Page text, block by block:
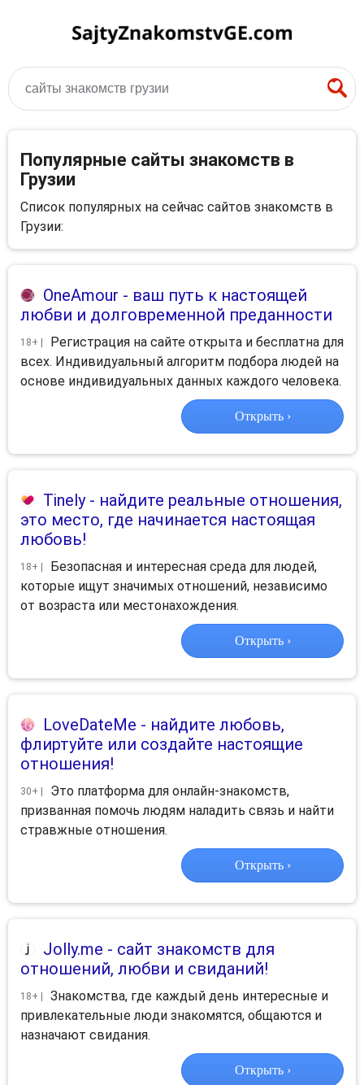
сайты знакомств грузии
Популярные сайты знакомств в
Грузии
Список популярных на сейчас сайтов знакомств в
Грузии:
OneAmour - ваш путь к настоящей
любви и долговременной преданности
18+ |
Регистрация на сайте открыта и бесплатна для
всех. Индивидуальный алгоритм подбора людей на
основе индивидуальных данных каждого человека.
Открыть ›
Tinely- найдите реальные отношения,
это место, где начинается настоящая
любовь!
18+ |
Безопасная и интересная среда для людей,
которые ищут значимых отношений, независимо
от возраста или местонахождения.
Открыть ›
LoveDateMe - найдите любовь,
флиртуйте или создайте настоящие
отношения!
30+ |
Это платформа для онлайн-знакомств,
призванная помочь людям наладить связь и найти
стравжные отношения.
Открыть ›
Jolly.me - сайт знакомств для
отношений, любви и свиданий!
18+ |
Знакомства, где каждый день интересные и
привлекательные люди знакомятся, общаются и
назначают свидания.
Открыть ›